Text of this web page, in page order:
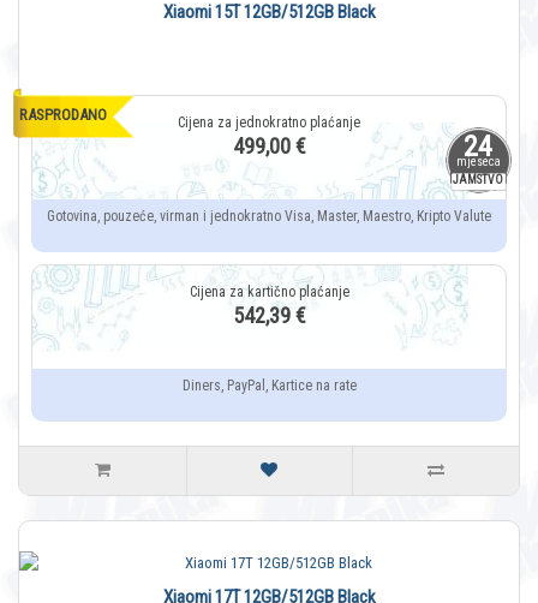
24
mjeseca
JAMSTVO
RASPRODANO
Xiaomi 15T 12GB/512GB Black
499,00 €
Gotovina, pouzeće, virman i jednokratno Visa, Master, Maestro, Kripto Valute
542,39 €
Diners, PayPal, Kartice na rate
Xiaomi 17T 12GB/512GB Black